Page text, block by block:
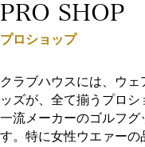
PRO SHOP
プロショップ
クラブハウスには、ウ
ッズが、全て揃うプロシ
一流メーカーのゴルフグ
す。特に女性ウエァー